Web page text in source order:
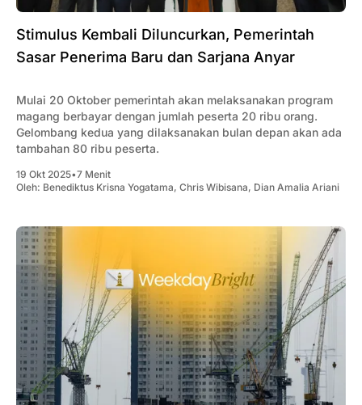
Stimulus Kembali Diluncurkan, Pemerintah
Sasar Penerima Baru dan Sarjana Anyar
Mulai 20 Oktober pemerintah akan melaksanakan program
magang berbayar dengan jumlah peserta 20 ribu orang.
Gelombang kedua yang dilaksanakan bulan depan akan ada
tambahan 80 ribu peserta.
19 Okt 2025•7 Menit
Oleh: Benediktus Krisna Yogatama, Chris Wibisana, Dian Amalia Ariani